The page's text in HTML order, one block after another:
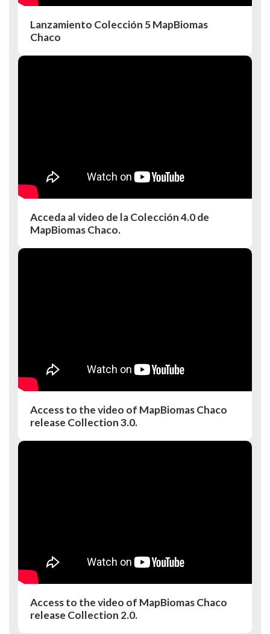
Lanzamiento Colección 5 MapBiomas
Chaco
Acceda al video de la Colección 4.0 de
MapBiomas Chaco.
Access to the video of MapBiomas Chaco
release Collection 3.0.
Access to the video of MapBiomas Chaco
release Collection 2.0.